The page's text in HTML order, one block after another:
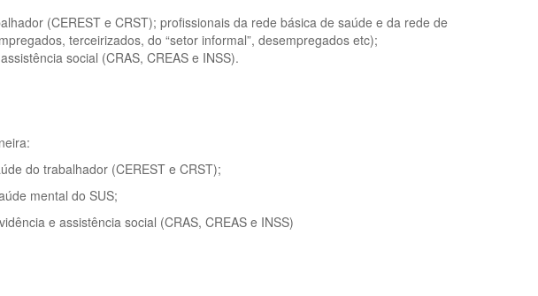
(CEREST e CRST); profissionais da rede básica de saúde e da rede de
terceirizados, do “setor informal”, desempregados etc);
social (CRAS, CREAS e INSS).
do trabalhador (CEREST e CRST);
mental do SUS;
e assistência social (CRAS, CREAS e INSS)